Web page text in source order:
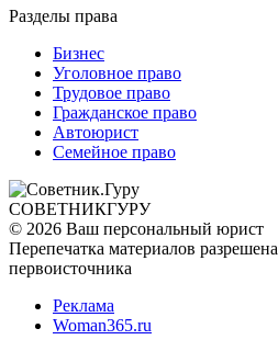
Разделы права
Бизнес
Уголовное право
Трудовое право
Гражданское право
Автоюрист
Семейное право
СОВЕТНИКГУРУ
© 2026 Ваш персональный юрист
Перепечатка материалов
первоисточника
Реклама
Woman365.ru